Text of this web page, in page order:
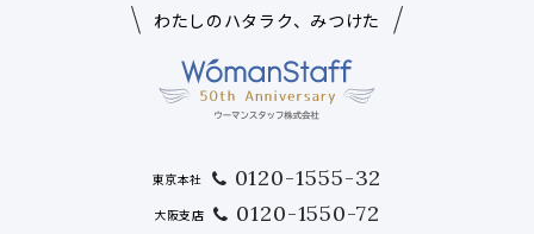
わたしのハタラク、みつけた
東京本社 0120-1555-32
大阪支店 0120-1550-72